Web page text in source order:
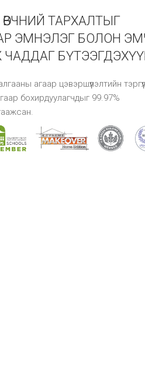
ТАРХАЛТЫГ
ЭМНЭЛЭГ БОЛОН
агаар цэвэршүүлэлтийн
бохирдуулагчдыг 99.97%